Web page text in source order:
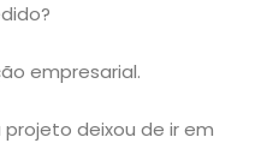
empresarial.
deixou de ir em